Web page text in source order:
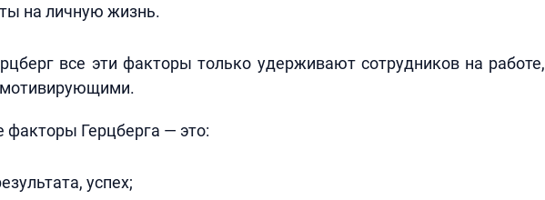
на личную жизнь.
все эти факторы только удерживают сотрудников на работе,
Герцберга — это:
успех;